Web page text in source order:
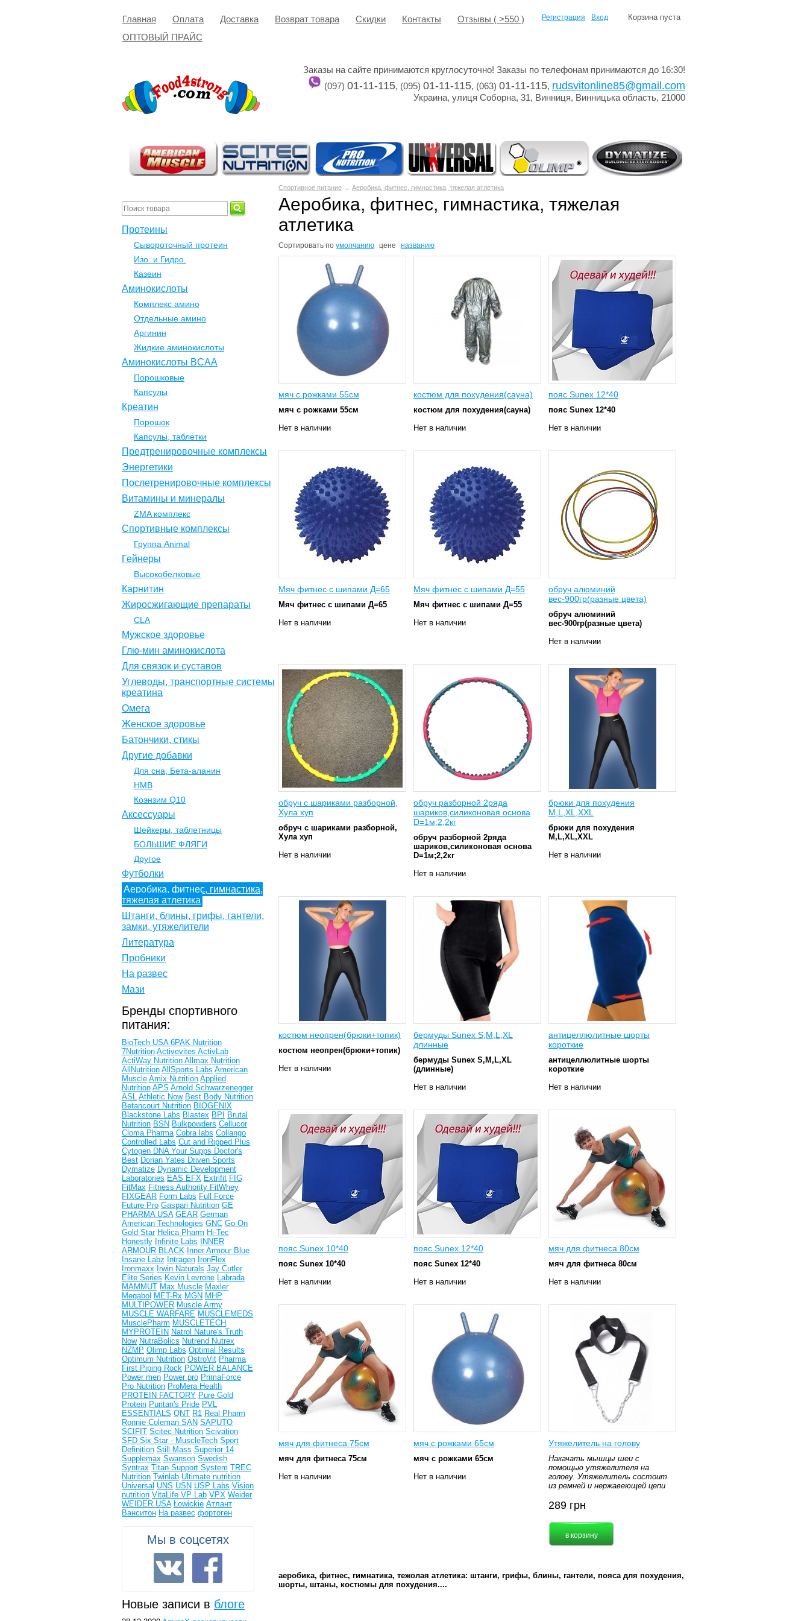
Главная Оплата Доставка Возврат товара Cкидки Контакты
Отзывы ( >550 )
ОПТОВЫЙ ПРАЙС
Корзина пуста
Регистрация Вход
Заказы на сайте принимаются круглосуточно! Заказы по телефонам принимаются до 16:30!
(097) 01-11-115, (095) 01-11-115, (063) 01-11-115, rudsvitonline85@gmail.com
Украина, улиця Соборна, 31, Винниця, Винницька область, 21000
Спортивное питание → Аеробика, фитнес, гимнастика, тяжелая атлетика
Аеробика, фитнес, гимнастика, тяжелая
атлетика
Сортировать по умолчанию цене названию
мяч с рожками 55см
мяч с рожками 55см
Нет в наличии
костюм для похудения(сауна)
костюм для похудения(сауна)
Нет в наличии
пояс Sunex 12*40
пояс Sunex 12*40
Нет в наличии
Мяч фитнес с шипами Д=65
Мяч фитнес с шипами Д=65
Нет в наличии
Мяч фитнес с шипами Д=55
Мяч фитнес с шипами Д=55
Нет в наличии
обруч алюминий
вес-900гр(разные цвета)
обруч алюминий
вес-900гр(разные цвета)
Нет в наличии
обруч с шариками разборной,
Хула хуп
обруч с шариками разборной,
Хула хуп
Нет в наличии
обруч разборной 2ряда
шариков,силиконовая основа
D=1м;2,2кг
обруч разборной 2ряда
шариков,силиконовая основа
D=1м;2,2кг
Нет в наличии
брюки для похудения
M,L,XL,ХXL
брюки для похудения
M,L,XL,ХXL
Нет в наличии
костюм неопрен(брюки+топик)
костюм неопрен(брюки+топик)
Нет в наличии
бермуды Sunex S,M,L,XL
длинные
бермуды Sunex S,M,L,XL
(длинные)
Нет в наличии
антицеллюлитные шорты
короткие
антицеллюлитные шорты
короткие
Нет в наличии
пояс Sunex 10*40
пояс Sunex 10*40
Нет в наличии
пояс Sunex 12*40
пояс Sunex 12*40
Нет в наличии
мяч для фитнеса 80см
мяч для фитнеса 80см
Нет в наличии
мяч для фитнеса 75см
мяч для фитнеса 75см
Нет в наличии
мяч с рожками 65см
мяч с рожками 65см
Нет в наличии
Утяжелитель на голову
Накачать мышцы шеи с
помощью утяжелителя на
голову. Утяжелитель состоит
из ремней и нержавеющей цепи
289 грн
аеробика, фитнес, гимнатика, тежолая атлетика: штанги, грифы, блины, гантели, пояса для похудения,
шорты, штаны, костюмы для похудения....
Протеины
Сывороточный протеин
Изо. и Гидро.
Казеин
Аминокислоты
Комплекс амино
Отдельные амино
Аргинин
Жидкие аминокислоты
Аминокислоты BCAA
Порошковые
Капсулы
Креатин
Порошок
Капсулы, таблетки
Предтренировочные комплексы
Энергетики
Послетренировочные комплексы
Витамины и минералы
ZMA комплекс
Спортивные комплексы
Группа Animal
Гейнеры
Высокобелковые
Карнитин
Жиросжигающие препараты
CLA
Мужское здоровье
Глю-мин аминокислота
Для связок и суставов
Углеводы, транспортные системы
креатина
Омега
Женское здоровье
Батончики, стикы
Другие добавки
Для сна, Бета-аланин
НМВ
Коэнзим Q10
Аксессуары
Шейкеры, таблетницы
БОЛЬШИЕ ФЛЯГИ
Другое
Футболки
Аеробика, фитнес, гимнастика,
тяжелая атлетика
Штанги, блины, грифы, гантели,
замки, утяжелители
Литература
Пробники
На развес
Мази
Бренды спортивного
питания:
BioTech USA 6PAK Nutrition
7Nutrition Activevites ActivLab
ActiWay Nutrition Allmax Nutrition
AllNutrition AllSports Labs American
Muscle Amix Nutrition Applied
Nutrition APS Arnold Schwarzenegger
ASL Athletic Now Best Body Nutrition
Betancourt Nutrition BIOGENIX
Blackstone Labs Blastex BPI
Brutal
Nutrition BSN Bulkpowders Cellucor
Cloma Pharma Cobra labs Collango
Controlled Labs Cut and Ripped Plus
Cytogen DNA Your Supps Doctor's
Best Dorian Yates Driven Sports
Dymatize Dynamic Development
Laboratories EAS EFX Extrifit FIG
FitMax Fitness Authority FitWhey
FIXGEAR Form Labs Full Force
Future Pro Gaspari Nutrition GE
PHARMA USA GEAR German
American Technologies GNC Go On
Gold Star Helica Pharm Hi-Tec
Honestly Infinite Labs
INNER
ARMOUR BLACK Inner Armour Blue
Insane Labz Intragen IronFlex
Ironmaxx Irwin Naturals Jay Cutler
Elite Series Kevin Levrone Labrada
MAMMUT Max Muscle Maxler
Megabol MET-Rx MGN MHP
MULTIPOWER Muscle Army
MUSCLE WARFARE MUSCLEMEDS
MusclePharm MUSCLETECH
MYPROTEIN Natrol Nature's Truth
Now NutraBolics Nutrend Nutrex
NZMP Olimp Labs Optimal Results
Optimum Nutrition OstroVit Pharma
First Piping Rock POWER BALANCE
Power men Power pro PrimaForce
Pro Nutrition ProMera Health
PROTEIN FACTORY Pure Gold
Protein Puritan's Pride PVL
ESSENTIALS QNT R1 Real Pharm
Ronnie Coleman SAN SAPUTO
SCIFIT Scitec Nutrition Scivation
SFD Six Star - MuscleTech Sport
Definition Still Mass Superior 14
Supplemax Swanson Swedish
Syntrax Titan Support System TREC
Nutrition Twinlab Ultimate nutrition
Universal UNS USN USP Labs Vision
nutrition VitaLife VP Lab VPX Weider
WEIDER USA Łowickie Атлант
Ванситон На развес фортоген
Мы в соцсетях
Новые записи в блоге